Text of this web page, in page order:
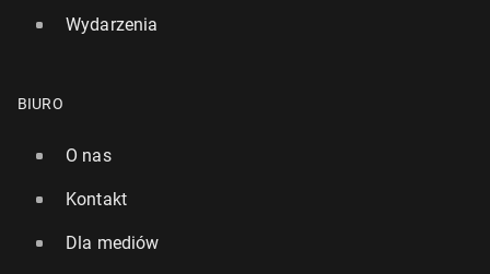
Wydarzenia
BIURO
O nas
Kontakt
Dla mediów